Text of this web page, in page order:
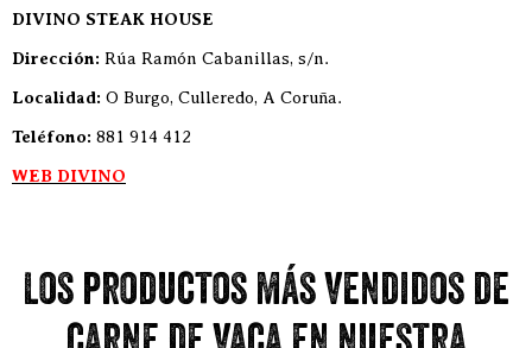
DIVINO STEAK HOUSE
Dirección: Rúa Ramón Cabanillas, s/n.
Localidad: O Burgo, Culleredo, A Coruña.
Teléfono: 881 914 412
WEB DIVINO
Los productos más vendidos de